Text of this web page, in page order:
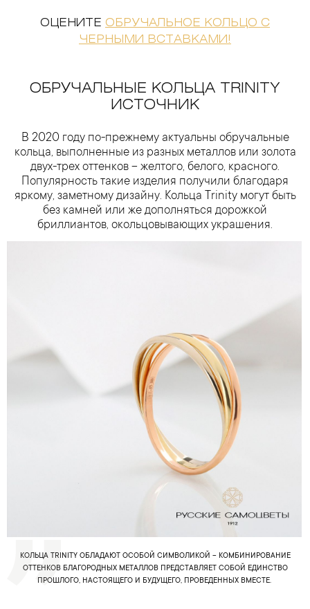
ОЦЕНИТЕ ОБРУЧАЛЬНОЕ КОЛЬЦО С
ЧЕРНЫМИ ВСТАВКАМИ!
ОБРУЧАЛЬНЫЕ КОЛЬЦА TRINITY
ИСТОЧНИК
В 2020 году по-прежнему актуальны обручальные
кольца, выполненные из разных металлов или золота
двух-трех оттенков – желтого, белого, красного.
Популярность такие изделия получили благодаря
яркому, заметному дизайну. Кольца Trinity могут быть
без камней или же дополняться дорожкой
бриллиантов, окольцовывающих украшения.
КОЛЬЦА TRINITY ОБЛАДАЮТ ОСОБОЙ СИМВОЛИКОЙ – КОМБИНИРОВАНИЕ
ОТТЕНКОВ БЛАГОРОДНЫХ МЕТАЛЛОВ ПРЕДСТАВЛЯЕТ СОБОЙ ЕДИНСТВО
ПРОШЛОГО, НАСТОЯЩЕГО И БУДУЩЕГО, ПРОВЕДЕННЫХ ВМЕСТЕ.